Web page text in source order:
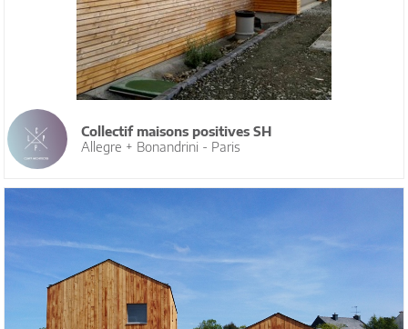
Collectif maisons positives SH
Allegre + Bonandrini - Paris